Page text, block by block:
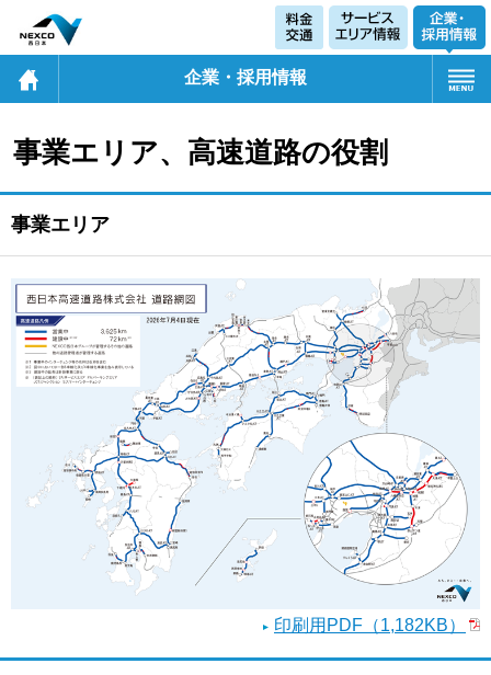
企業・採用情報
事業エリア、高速道路の役割
事業エリア
印刷用PDF（1,182KB）